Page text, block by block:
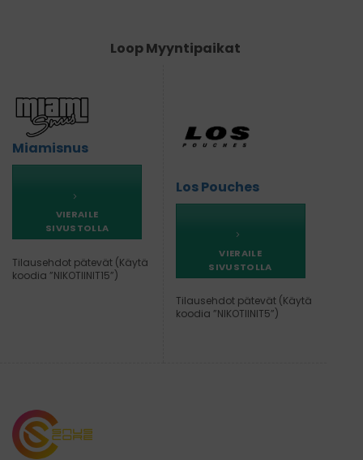
Loop Myyntipaikat
Miamisnus
VIERAILE
SIVUSTOLLA
Tilausehdot pätevät (Käytä
koodia ”NIKOTIINIT15”)
Los Pouches
VIERAILE
SIVUSTOLLA
Tilausehdot pätevät (Käytä
koodia ”NIKOTIINIT5”)